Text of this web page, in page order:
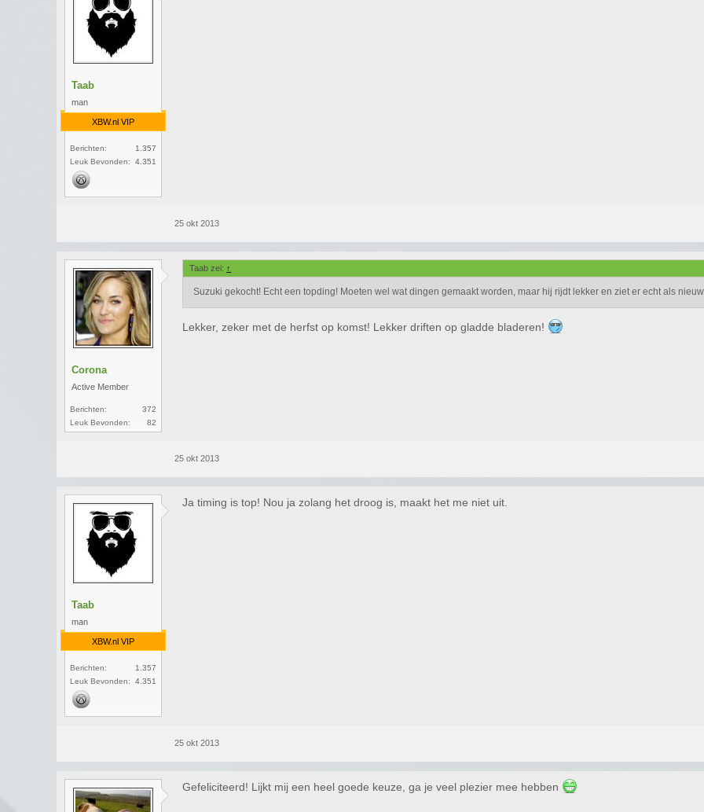
Taab
man
XBW.nl VIP
Berichten:
1.357
Leuk Bevonden:
4.351
25 okt 2013
Corona
Active Member
Berichten:
372
Leuk Bevonden:
82
Taab zei: ↑
Suzuki gekocht! Echt een topding! Moeten wel wat dingen gemaakt worden, maar hij rijdt lekker en ziet er echt als
Lekker, zeker met de herfst op komst! Lekker driften op gladde bladeren!
25 okt 2013
Taab
man
XBW.nl VIP
Berichten:
1.357
Leuk Bevonden:
4.351
Ja timing is top! Nou ja zolang het droog is, maakt het me niet uit.
25 okt 2013
Gefeliciteerd! Lijkt mij een heel goede keuze, ga je veel plezier mee hebben